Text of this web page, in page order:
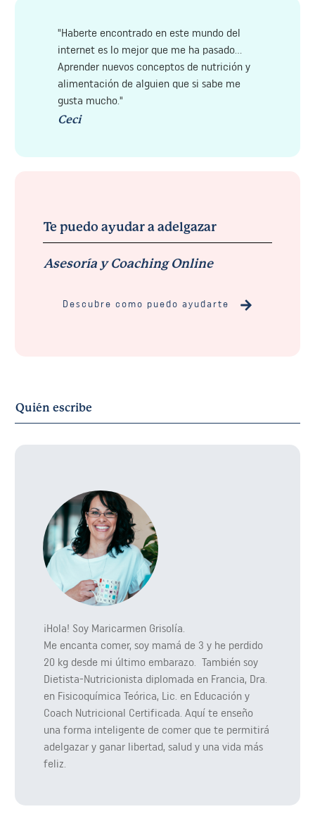
"Haberte encontrado en este mundo del
internet es lo mejor que me ha pasado...
Aprender nuevos conceptos de nutrición y
alimentación de alguien que si sabe me
gusta mucho."
Ceci
Te puedo ayudar a adelgazar
Asesoría y Coaching Online
Descubre como puedo ayudarte
Quién escribe
¡Hola! Soy Maricarmen Grisolía.
Me encanta comer, soy mamá de 3 y he perdido
20 kg desde mi último embarazo. También soy
Dietista-Nutricionista diplomada en Francia, Dra.
en Fisicoquímica Teórica, Lic. en Educación y
Coach Nutricional Certificada. Aquí te enseño
una forma inteligente de comer que te permitirá
adelgazar y ganar libertad, salud y una vida más
feliz.